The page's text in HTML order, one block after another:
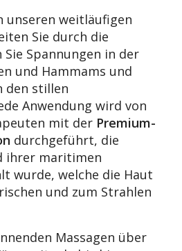
unseren weitläufigen
Sie durch die
Spannungen in der
und Hammams und
den stillen
Anwendung wird von
mit der Premium-
durchgeführt, die
ihrer maritimen
wurde, welche die Haut
und zum Strahlen
Massagen über